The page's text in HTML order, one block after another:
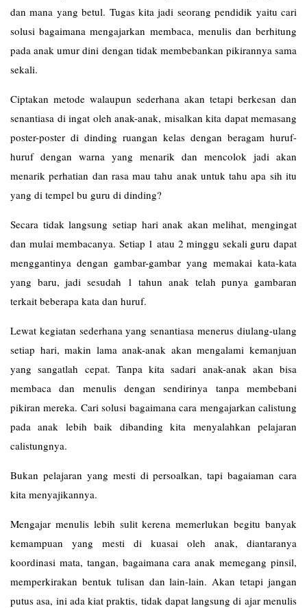
dan mana yang betul. Tugas kita jadi seorang pendidik yaitu cari
solusi bagaimana mengajarkan membaca, menulis dan berhitung
pada anak umur dini dengan tidak membebankan pikirannya sama
sekali.
Ciptakan metode walaupun sederhana akan tetapi berkesan dan
senantiasa di ingat oleh anak-anak, misalkan kita dapat memasang
poster-poster di dinding ruangan kelas dengan beragam huruf-
huruf dengan warna yang menarik dan mencolok jadi akan
menarik perhatian dan rasa mau tahu anak untuk tahu apa sih itu
yang di tempel bu guru di dinding?
Secara tidak langsung setiap hari anak akan melihat, mengingat
dan mulai membacanya. Setiap 1 atau 2 minggu sekali guru dapat
menggantinya dengan gambar-gambar yang memakai kata-kata
yang baru, jadi sesudah 1 tahun anak telah punya gambaran
terkait beberapa kata dan huruf.
Lewat kegiatan sederhana yang senantiasa menerus diulang-ulang
setiap hari, makin lama anak-anak akan mengalami kemanjuan
yang sangatlah cepat. Tanpa kita sadari anak-anak akan bisa
membaca dan menulis dengan sendirinya tanpa membebani
pikiran mereka. Cari solusi bagaimana cara mengajarkan calistung
pada anak lebih baik dibanding kita menyalahkan pelajaran
calistungnya.
Bukan pelajaran yang mesti di persoalkan, tapi bagaiaman cara
kita menyajikannya.
Mengajar menulis lebih sulit kerena memerlukan begitu banyak
kemampuan yang mesti di kuasai oleh anak, diantaranya
koordinasi mata, tangan, bagaimana cara anak memegang pinsil,
memperkirakan bentuk tulisan dan lain-lain. Akan tetapi jangan
putus asa, ini ada kiat praktis, tidak dapat langsung di ajar menulis